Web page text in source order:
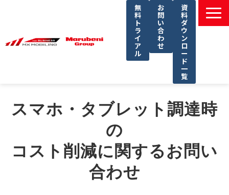
無
料
ト
ラ
イ
ア
ル
お
問
い
合
わ
せ
資
料
ダ
ウ
ン
ロ
ー
ド
一
覧
課題別ソリューション一覧
サービス一覧
導入事例
セミナー
スマホ・タブレット調達時
の
コスト削減に関するお問い
合わせ